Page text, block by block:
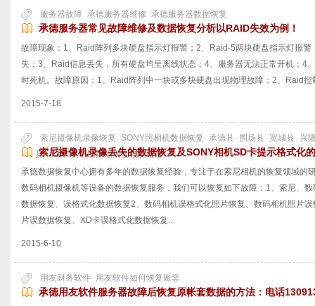
服务器故障 承德服务器维修 承德服务器数据恢复
承德服务器常见故障维修及数据恢复分析以RAID失效为例！
故障现象：1、Raid阵列多块硬盘指示灯报警；2、Raid-5两块硬盘指示灯报
失；3、Raid信息丢失，所有硬盘均呈离线状态；4、服务器无法正常开机；4
时死机。故障原因：1、Raid阵列中一块或多块硬盘出现物理故障；2、Raid
2015-7-18
索尼摄像机录像恢复 SONY照相机数据恢复 承德县 围场县 宽城县 兴
县 承钢 双塔山数据恢复电脑维修
索尼摄像机录像丢失的数据恢复及SONY相机SD卡提示格式化
承德数据恢复中心拥有多年的数据恢复经验，专注于在索尼相机的恢复领域的
数码相机摄像机等设备的数据恢复服务，我们可以恢复如下故障：1、索尼、
数据恢复、误格式化数据恢复2、数码相机误格式化照片恢复、数码相机照片
片误数据恢复、XD卡误格式化数据恢复..
2015-6-10
用友财务软件 用友软件如何恢复账套
承德用友软件服务器故障后恢复原帐套数据的方法：电话